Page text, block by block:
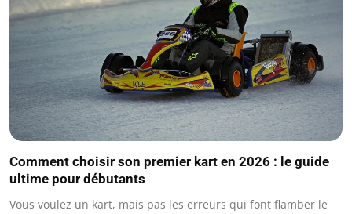
Comment choisir son premier kart en 2026 : le guide
ultime pour débutants
Vous voulez un kart, mais pas les erreurs qui font flamber le